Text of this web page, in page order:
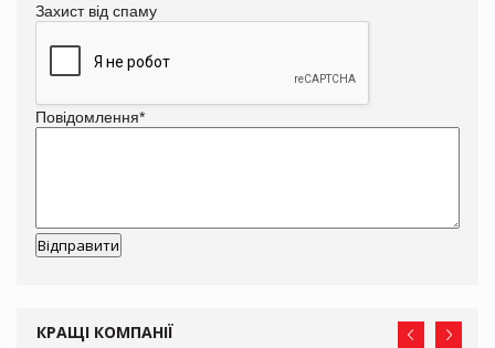
Захист від спаму
Повідомлення*
КРАЩІ КОМПАНІЇ